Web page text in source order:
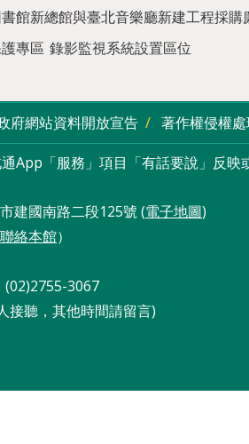
館新總館與臺北音樂廳新建工程採購
專區 錄影監視系統設置區位
府網站資料開放宣告 著作權侵權
App「服務」項目「有話要說」反映
建國南路二段125號 (電子地圖)
聯絡本館）
(02)2755-3067
接聽，其他時間請留言)